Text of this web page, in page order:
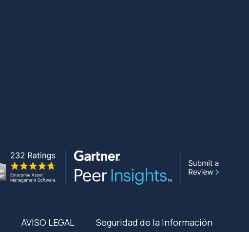
AVISO LEGAL Seguridad de la Información